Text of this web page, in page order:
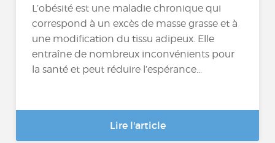
L’obésité est une maladie chronique qui
correspond à un excès de masse grasse et à
une modification du tissu adipeux. Elle
entraîne de nombreux inconvénients pour
la santé et peut réduire l’espérance...
Lire l'article